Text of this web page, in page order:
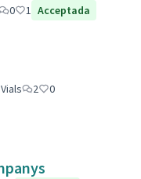
0 1 Acceptada
2
0